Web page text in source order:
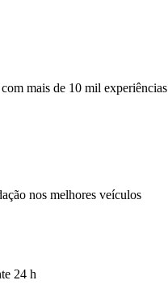
mais de 10 mil experiências
nos melhores veículos
24 h